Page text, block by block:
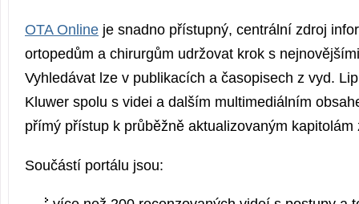
OTA Online je snadno přístupný, centrální zdroj
ortopedům a chirurgům udržovat krok s
Vyhledávat lze v publikacích a časopisech z vyd.
Kluwer spolu s videi a dalším multimediálním
přímý přístup k průběžně aktualizovaným kapitolám
Součástí portálu jsou: